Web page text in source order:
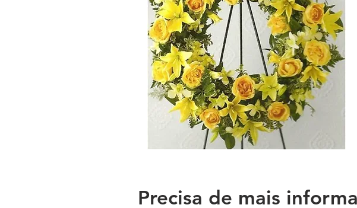
Precisa de mais